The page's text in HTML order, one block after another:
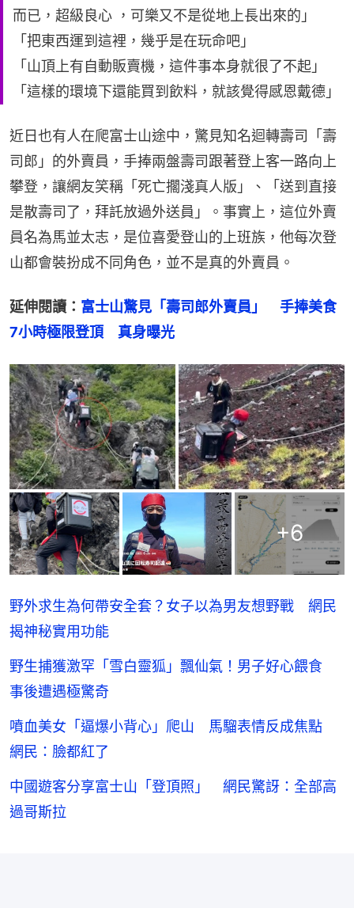
而已，超級良心 ，可樂又不是從地上長出來的」
「把東西運到這裡，幾乎是在玩命吧」
「山頂上有自動販賣機，這件事本身就很了不起」
「這樣的環境下還能買到飲料，就該覺得感恩戴德」
近日也有人在爬富士山途中，驚見知名迴轉壽司「壽
司郎」的外賣員，手捧兩盤壽司跟著登上客一路向上
攀登，讓網友笑稱「死亡擱淺真人版」、「送到直接
是散壽司了，拜託放過外送員」。事實上，這位外賣
員名為馬並太志，是位喜愛登山的上班族，他每次登
山都會裝扮成不同角色，並不是真的外賣員。
延伸閱讀： 富士山驚見「壽司郎外賣員」　手捧美食
7小時極限登頂　真身曝光
+6
野外求生為何帶安全套？女子以為男友想野戰 網民
揭神秘實用功能
野生捕獲激罕「雪白靈狐」飄仙氣！男子好心餵食
事後遭遇極驚奇
噴血美女「逼爆小背心」爬山 馬騮表情反成焦點
網民：臉都紅了
中國遊客分享富士山「登頂照」 網民驚訝：全部高
過哥斯拉